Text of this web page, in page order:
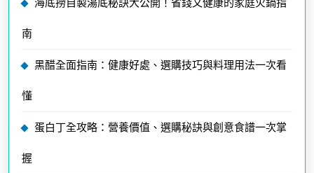
南
黑醋全面指南：健康好處、選購技巧與料理用法一次看
懂
蛋白丁全攻略：營養價值、選購秘訣與創意食譜一次掌
握